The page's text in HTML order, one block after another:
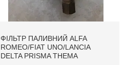
ФІЛЬТР ПАЛИВНИЙ ALFA
ROMEO/FIAT UNO/LANCIA
DELTA PRISMA THEMA